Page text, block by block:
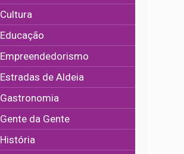
Cultura
Educação
Empreendedorismo
Estradas de Aldeia
Gastronomia
Gente da Gente
História